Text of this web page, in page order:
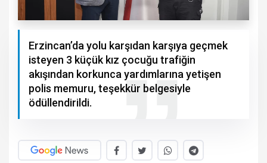
Erzincan’da yolu karşıdan karşıya geçmek
isteyen 3 küçük kız çocuğu trafiğin
akışından korkunca yardımlarına yetişen
polis memuru, teşekkür belgesiyle
ödüllendirildi.